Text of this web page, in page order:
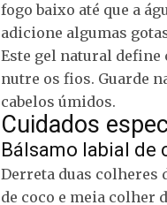
fogo baixo até que a
adicione algumas
Este gel natural define
nutre os fios. Guarde
cabelos úmidos.
Cuidados
Bálsamo labial de
Derreta duas colheres
de coco e meia colher